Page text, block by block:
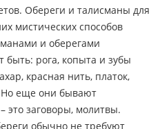
Обереги и талисманы для
мистических способов
и оберегами
быть: рога, копыта и зубы
красная нить, платок,
Но еще они бывают
это заговоры, молитвы.
обычно не требуют